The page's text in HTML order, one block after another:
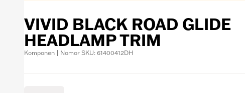
VIVID BLACK ROAD GLIDE
HEADLAMP TRIM
Komponen | Nomor SKU: 61400412DH